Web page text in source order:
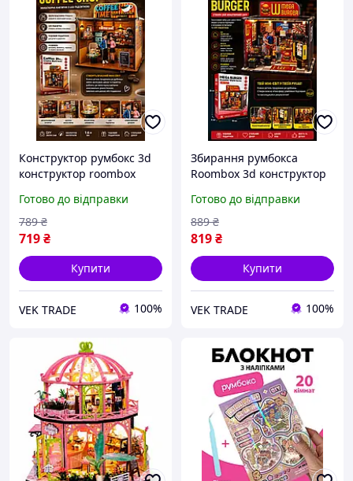
Конструктор румбокс 3d
конструктор roombox
румбокс Набір для
творчості румбокс Набір
румбокс Roombox
Готово до відправки
719₴
789 ₴
Купити
VEK TRADE 100%
Збирання румбокса
Roombox 3d конструктор
збирання румбокс
Конструктор румбокс
Roombox DIY Diy румбокс
Готово до відправки
819₴
889 ₴
Купити
VEK TRADE 100%